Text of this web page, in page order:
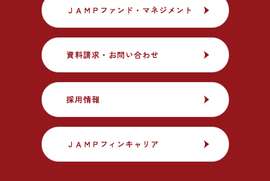
ＪＡＭＰファンド・マネジメント
ＪＡＭＰファンド・マネジメント
資料請求・お問い合わせ
資料請求・お問い合わせ
採用情報
採用情報
ＪＡＭＰフィンキャリア
ＪＡＭＰフィンキャリア